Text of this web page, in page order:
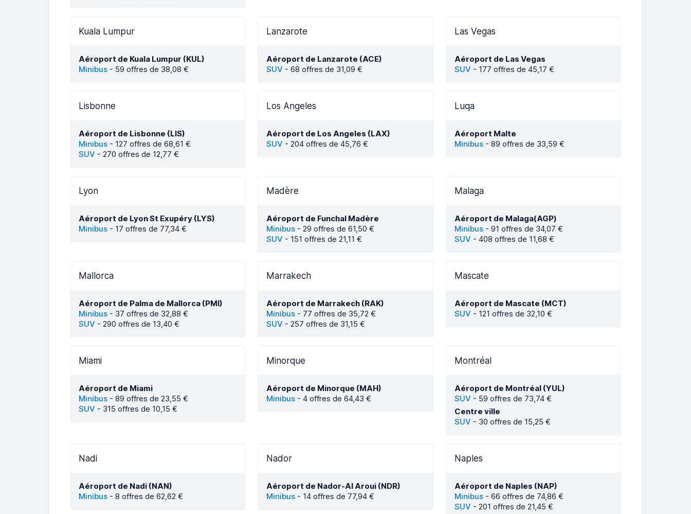
Kuala Lumpur
Aéroport de Kuala Lumpur (KUL)
Minibus - 59 offres de 38,08 €
Lanzarote
Aéroport de Lanzarote (ACE)
SUV -68 offres de 31,09 €
Las Vegas
Aéroport de Las Vegas
SUV - 177 offres de 45,17 €
Lisbonne
Aéroport de Lisbonne (LIS)
Minibus - 127 offres de 68,61 €
SUV - 270 offres de 12,77 €
Los Angeles
Aéroport de Los Angeles (LAX)
SUV -204 offres de 45,76 €
Luqa
Aéroport Malte
Minibus- 89 offres de 33,59 €
Lyon
Aéroport de Lyon St Exupéry (LYS)
Minibus - 17 offres de 77,34 €
Madère
Aéroport de Funchal Madère
Minibus -29 offres de 61,50 €
SUV - 151 offres de 21,11 €
Malaga
Aéroport de Malaga(AGP)
Minibus- 91 offres de 34,07 €
SUV - 408 offres de 11,68 €
Mallorca
Aéroport de Palma de Mallorca (PMI)
Minibus - 37 offres de 32,88 €
SUV - 290 offres de 13,40 €
Marrakech
Aéroport de Marrakech (RAK)
Minibus - 77 offres de 35,72 €
SUV -257 offres de 31,15 €
Mascate
Aéroport de Mascate (MCT)
SUV - 121 offres de 32,10 €
Miami
Aéroport de Miami
Minibus - 89 offres de 23,55 €
SUV - 315 offres de 10,15 €
Minorque
Aéroport de Minorque (MAH)
Minibus -4 offres de 64,43 €
Montréal
Aéroport de Montréal (YUL)
SUV - 59 offres de 73,74 €
Centre ville
SUV - 30 offres de 15,25 €
Nadi
Aéroport de Nadi (NAN)
Minibus - 8 offres de 62,62 €
Nador
Aéroport de Nador-Al Aroui (NDR)
Minibus - 14 offres de 77,94 €
Naples
Aéroport de Naples (NAP)
Minibus- 66 offres de 74,86 €
SUV - 201 offres de 21,45 €